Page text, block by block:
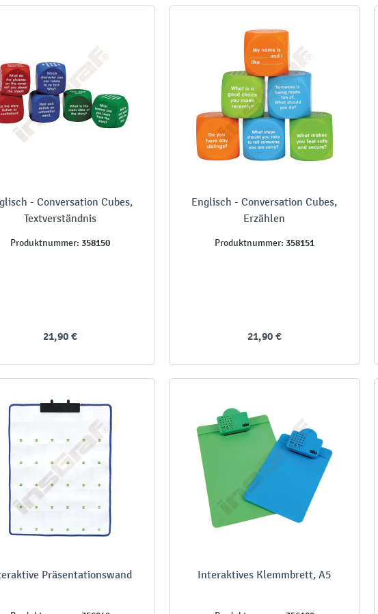
- Conversation Cubes,
Textverständnis
Produktnummer: 358150
21,90 €
Englisch - Conversation Cubes,
Erzählen
Produktnummer: 358151
21,90 €
Präsentationswand Interaktives Klemmbrett, A5